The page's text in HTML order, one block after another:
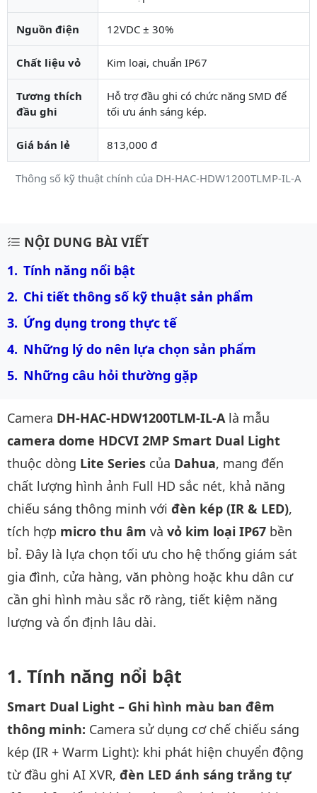
Thông số kỹ thuật chính của DH-HAC-HDW1200TLMP-IL-A
Nguồn điện 12VDC ± 30%
Chất liệu vỏ Kim loại, chuẩn IP67
Tương thích
đầu ghi
Hỗ trợ đầu ghi có chức năng SMD để
tối ưu ánh sáng kép.
Giá bán lẻ 813,000 đ
Mô tả chi tiết sản phẩm
NỘI DUNG BÀI VIẾT
Tính năng nổi bật
Chi tiết thông số kỹ thuật sản phẩm
Ứng dụng trong thực tế
Những lý do nên lựa chọn sản phẩm
Những câu hỏi thường gặp
Camera DH-HAC-HDW1200TLM-IL-A là mẫu
camera dome HDCVI 2MP Smart Dual Light
thuộc dòng Lite Series của Dahua, mang đến
chất lượng hình ảnh Full HD sắc nét, khả năng
chiếu sáng thông minh với đèn kép (IR & LED),
tích hợp micro thu âm và vỏ kim loại IP67 bền
bỉ. Đây là lựa chọn tối ưu cho hệ thống giám sát
gia đình, cửa hàng, văn phòng hoặc khu dân cư
cần ghi hình màu sắc rõ ràng, tiết kiệm năng
lượng và ổn định lâu dài.
Tính năng nổi bật
Smart Dual Light – Ghi hình màu ban đêm
thông minh: Camera sử dụng cơ chế chiếu sáng
kép (IR + Warm Light): khi phát hiện chuyển động
từ đầu ghi AI XVR, đèn LED ánh sáng trắng tự